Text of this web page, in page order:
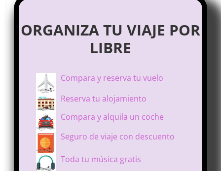
ORGANIZA TU VIAJE POR
LIBRE
Compara y reserva tu vuelo
Reserva tu alojamiento
Compara y alquila un coche
Seguro de viaje con descuento
Toda tu música gratis